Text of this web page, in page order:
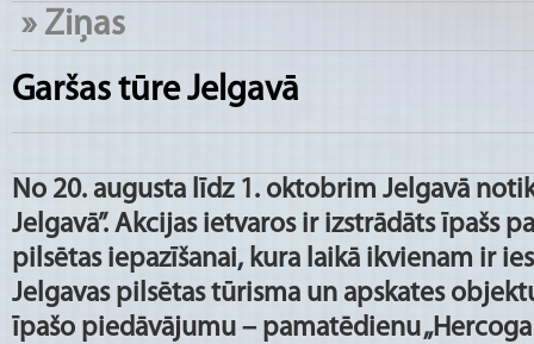
» Ziņas
Garšas tūre Jelgavā
No 20. augusta līdz 1. oktobrim Jelgavā
Jelgavā”. Akcijas ietvaros ir izstrādāts īpašs
pilsētas iepazīšanai, kura laikā ikvienam ir
Jelgavas pilsētas tūrisma un apskates
īpašo piedāvājumu – pamatēdienu „Hercoga